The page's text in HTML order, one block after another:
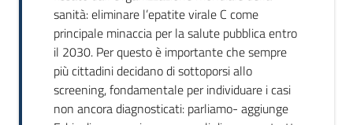
sanità: eliminare l’epatite virale C come
principale minaccia per la salute pubblica entro
il 2030. Per questo è importante che sempre
più cittadini decidano di sottoporsi allo
screening, fondamentale per individuare i casi
non ancora diagnosticati: parliamo- aggiunge